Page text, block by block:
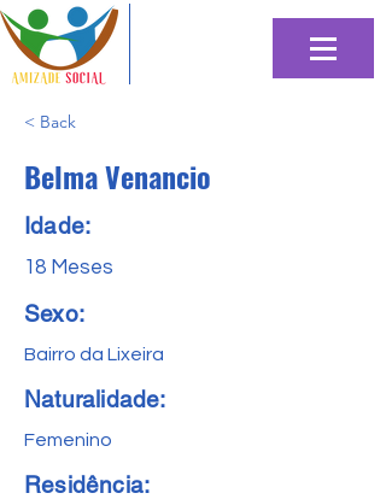
< Back
Belma Venancio
Idade:
18 Meses
Sexo:
Bairro da Lixeira
Naturalidade:
Femenino
Residência: